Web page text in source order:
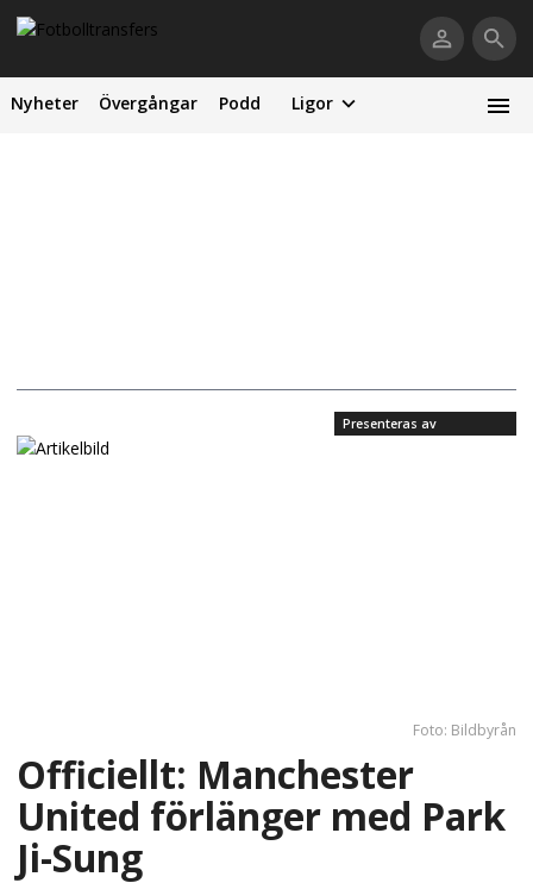
Nyheter Övergångar Podd Ligor
Presenteras av
Foto: Bildbyrån
Officiellt: Manchester
United förlänger med Park
Ji-Sung